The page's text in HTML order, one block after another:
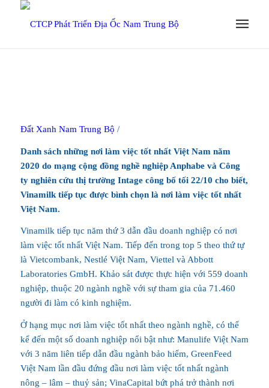
Đất Xanh Nam Trung Bộ /
Danh sách những nơi làm việc tốt nhất Việt Nam năm
2020 do mạng cộng đồng nghề nghiệp Anphabe và Công
ty nghiên cứu thị trường Intage công bố tối 22/10 cho biết,
Vinamilk tiếp tục được bình chọn là nơi làm việc tốt nhất
Việt Nam.
Vinamilk tiếp tục năm thứ 3 dẫn đầu doanh nghiệp có nơi
làm việc tốt nhất Việt Nam. Tiếp đến trong top 5 theo thứ tự
là Vietcombank, Nestlé Việt Nam, Viettel và Abbott
Laboratories GmbH. Khảo sát được thực hiện với 559 doanh
nghiệp, thuộc 20 ngành nghề với sự tham gia của 71.460
người đi làm có kinh nghiệm.
Ở hạng mục nơi làm việc tốt nhất theo ngành nghề, có thể
kể đến một số doanh nghiệp nổi bật như: Manulife Việt Nam
với 3 năm liên tiếp dẫn đầu ngành bảo hiểm, GreenFeed
Việt Nam lần đầu đứng đầu nơi làm việc tốt nhất ngành
nông – lâm – thuỷ sản; VinaCapital bứt phá trở thành nơi